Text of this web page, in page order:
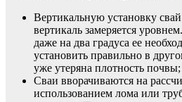
Вертикальную установку
вертикаль замеряется
даже на два градуса ее
установить правильно в
уже утеряна плотность почвы;
Сваи вворачиваются на
использованием лома или